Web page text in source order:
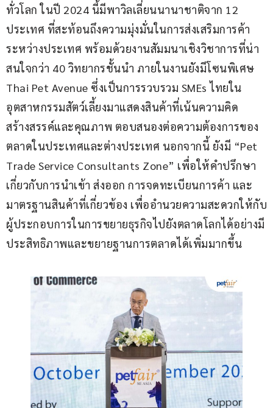
ทั่วโลก ในปี 2024 นี้มีพาวิลเลี่ยนนานาชาติจาก 12
ประเทศ ที่สะท้อนถึงความมุ่งมั่นในการส่งเสริมการค้า
ระหว่างประเทศ พร้อมด้วยงานสัมมนาเชิงวิชาการที่น่า
สนใจกว่า 40 วิทยากรชั้นนำ ภายในงานยังมีโซนพิเศษ
Thai Pet Avenue ซึ่งเป็นการรวบรวม SMEs ไทยใน
อุตสาหกรรมสัตว์เลี้ยงมาแสดงสินค้าที่เน้นความคิด
สร้างสรรค์และคุณภาพ ตอบสนองต่อความต้องการของ
ตลาดในประเทศและต่างประเทศ นอกจากนี้ ยังมี “Pet
Trade Service Consultants Zone” เพื่อให้คำปรึกษา
เกี่ยวกับการนำเข้า ส่งออก การจดทะเบียนการค้า และ
มาตรฐานสินค้าที่เกี่ยวข้อง เพื่ออำนวยความสะดวกให้กับ
ผู้ประกอบการในการขยายธุรกิจไปยังตลาดโลกได้อย่างมี
ประสิทธิภาพและขยายฐานการตลาดได้เพิ่มมากขึ้น